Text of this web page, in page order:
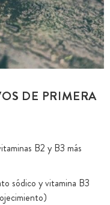
DE PRIMERA
B2 y B3 más
sódico y vitamina B3